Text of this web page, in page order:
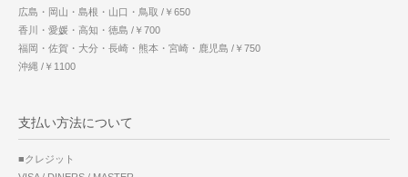
広島・岡山・島根・山口・鳥取 /￥650
香川・愛媛・高知・徳島 /￥700
福岡・佐賀・大分・長崎・熊本・宮崎・鹿児島 /￥750
沖縄 /￥1100
支払い方法について
■クレジット